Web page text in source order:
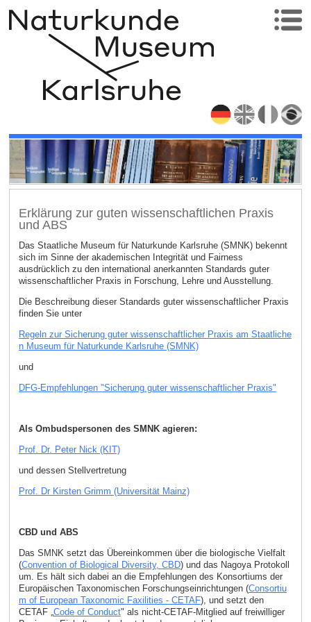
Erklärung zur guten wissenschaftlichen Praxis
und ABS
Das Staatliche Museum für Naturkunde Karlsruhe (SMNK) bekennt
sich im Sinne der akademischen Integrität und Fairness
ausdrücklich zu den international anerkannten Standards guter
wissenschaftlicher Praxis in Forschung, Lehre und Ausstellung.
Die Beschreibung dieser Standards guter wissenschaftlicher Praxis
finden Sie unter
Regeln zur Sicherung guter wissenschaftlicher Praxis am Staatliche
n Museum für Naturkunde Karlsruhe (SMNK)
und
DFG-Empfehlungen "Sicherung guter wissenschaftlicher Praxis"
Als Ombudspersonen des SMNK agieren:
Prof. Dr. Peter Nick (KIT)
und dessen Stellvertretung
Prof. Dr Kirsten Grimm (Universität Mainz)
CBD und ABS
Das SMNK setzt das Übereinkommen über die biologische Vielfalt
(Convention of Biological Diversity, CBD) und das Nagoya Protokoll
um. Es hält sich dabei an die Empfehlungen des Konsortiums der
Europäischen Taxonomischen Forschungseinrichtungen (Consortiu
m of European Taxonomic Faxilities - CETAF), und setzt den
CETAF „ Code of Conduct" als nicht-CETAF-Mitglied auf freiwilliger